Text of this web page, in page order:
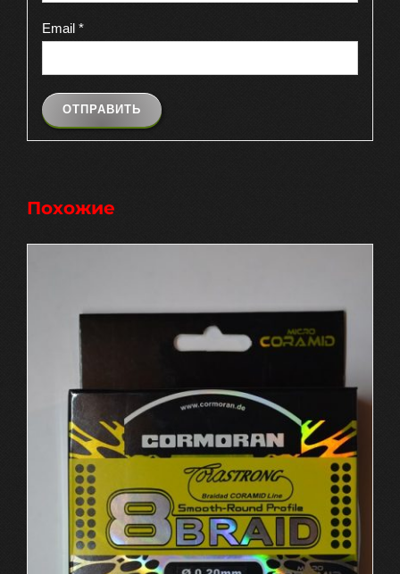
Email *
Похожие